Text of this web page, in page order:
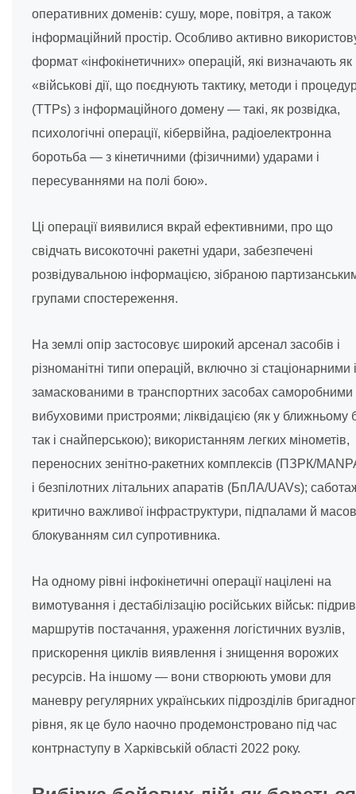
оперативних доменів: сушу, море, повітря, а також
інформаційний простір. Особливо активно
формат «інфокінетичних» операцій, які визначають як
«військові дії, що поєднують тактику, методи і
(TTPs) з інформаційного домену — такі, як розвідка,
психологічні операції, кібервійна, радіоелектронна
боротьба — з кінетичними (фізичними) ударами і
пересуваннями на полі бою».
Ці операції виявилися вкрай ефективними, про що
свідчать високоточні ракетні удари, забезпечені
розвідувальною інформацією, зібраною
групами спостереження.
На землі опір застосовує широкий арсенал засобів і
різноманітні типи операцій, включно зі стаціонарними і
замаскованими в транспортних засобах саморобними
вибуховими пристроями; ліквідацією (як у ближньому
так і снайперською); використанням легких мінометів,
переносних зенітно-ракетних комплексів (ПЗРК/
і безпілотних літальних апаратів (БпЛА/UAVs);
критично важливої інфраструктури, підпалами й
блокуванням сил супротивника.
На одному рівні інфокінетичні операції націлені на
вимотування і дестабілізацію російських військ: підрив
маршрутів постачання, ураження логістичних вузлів,
прискорення циклів виявлення і знищення ворожих
ресурсів. На іншому — вони створюють умови для
маневру регулярних українських підрозділів
рівня, як це було наочно продемонстровано під час
контрнаступу в Харківській області 2022 року.